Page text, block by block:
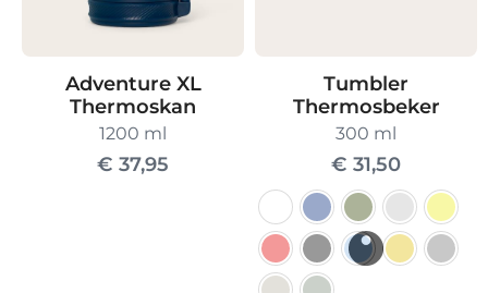
Adventure XL
Thermoskan
1200 ml
€ 37,95
Tumbler
Thermosbeker
300 ml
€ 31,50